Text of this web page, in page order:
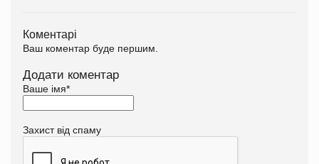
Коментарі
Ваш коментар буде першим.
Додати коментар
Ваше імя*
Захист від спаму